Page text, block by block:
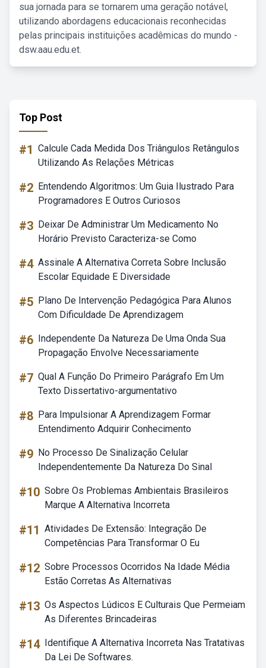
sua jornada para se tornarem uma geração notável,
utilizando abordagens educacionais reconhecidas
pelas principais instituições acadêmicas do mundo -
dsw.aau.edu.et.
Top Post
#1 Calcule Cada Medida Dos Triângulos Retângulos
Utilizando As Relações Métricas
#2 Entendendo Algoritmos: Um Guia Ilustrado Para
Programadores E Outros Curiosos
#3 Deixar De Administrar Um Medicamento No
Horário Previsto Caracteriza-se Como
#4 Assinale A Alternativa Correta Sobre Inclusão
Escolar Equidade E Diversidade
#5 Plano De Intervenção Pedagógica Para Alunos
Com Dificuldade De Aprendizagem
#6 Independente Da Natureza De Uma Onda Sua
Propagação Envolve Necessariamente
#7 Qual A Função Do Primeiro Parágrafo Em Um
Texto Dissertativo-argumentativo
#8 Para Impulsionar A Aprendizagem Formar
Entendimento Adquirir Conhecimento
#9 No Processo De Sinalização Celular
Independentemente Da Natureza Do Sinal
#10 Sobre Os Problemas Ambientais Brasileiros
Marque A Alternativa Incorreta
#11 Atividades De Extensão: Integração De
Competências Para Transformar O Eu
#12 Sobre Processos Ocorridos Na Idade Média
Estão Corretas As Alternativas
#13 Os Aspectos Lúdicos E Culturais Que Permeiam
As Diferentes Brincadeiras
#14 Identifique A Alternativa Incorreta Nas Tratativas
Da Lei De Softwares.